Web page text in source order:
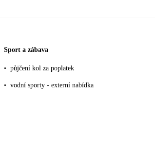
Sport a zábava
• půjčení kol za poplatek
• vodní sporty - externí nabídka